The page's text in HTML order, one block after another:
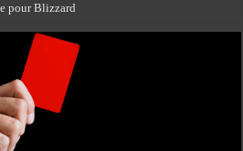
pour Blizzard